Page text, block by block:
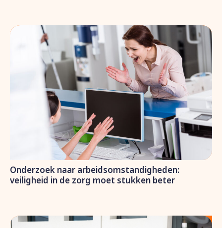
Onderzoek naar arbeidsomstandigheden:
veiligheid in de zorg moet stukken beter